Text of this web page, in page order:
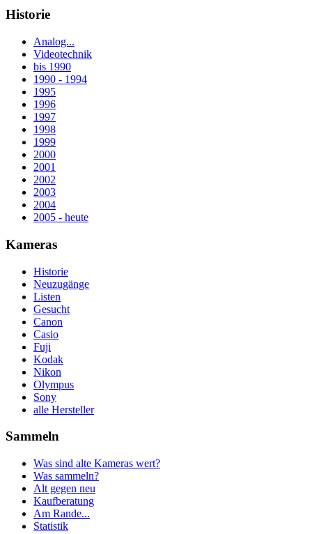
Historie
Analog...
Videotechnik
bis 1990
1990 - 1994
1995
1996
1997
1998
1999
2000
2001
2002
2003
2004
2005 - heute
Kameras
Historie
Neuzugänge
Listen
Gesucht
Canon
Casio
Fuji
Kodak
Nikon
Olympus
Sony
alle Hersteller
Sammeln
Was sind alte Kameras wert?
Was sammeln?
Alt gegen neu
Kaufberatung
Am Rande...
Statistik